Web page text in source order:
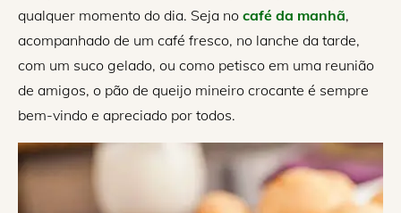
qualquer momento do dia. Seja no café da manhã,
acompanhado de um café fresco, no lanche da tarde,
com um suco gelado, ou como petisco em uma reunião
de amigos, o pão de queijo mineiro crocante é sempre
bem-vindo e apreciado por todos.